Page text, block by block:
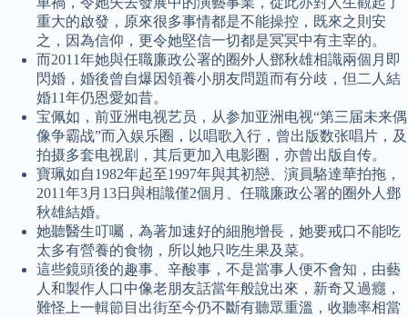
重大的啟發，原來很多事情都是不能操控，既來之則安
之，因為信仰，更令她堅信一切都是冥冥中有主宰的。
而2011年她與任職廉政公署的圈外人鄧秋雄相識兩個月即
閃婚，婚後曾自爆因領養小朋友問題而有分歧，但二人結
婚11年仍恩愛如昔。
宝佩如，前亚洲电视艺员，从参加亚洲电视“第三届未来偶
像争霸战”而入娱乐圈，以唱歌入行，曾出版数张唱片，及
拍摄多套电视剧，其后更加入电影圈，亦曾出版自传。
寶珮如自1982年起至1997年與其初戀、演員駱達華拍拖，
2011年3月13日與相識僅2個月、任職廉政公署的圈外人鄧
秋雄結婚。
她聽醫生叮囑，為著加速好的細胞增長，她要戒口不能吃
太多有營養的食物，所以她只吃生果及菜。
這些鏡頭後的趣事、辛酸事，不是當事人便不會知，由藝
人和製作人口中像老朋友話當年般說出來，新奇又過癮，
難怪上一輯節目出街至今仍不斷有聽眾重溫，收聽率相當